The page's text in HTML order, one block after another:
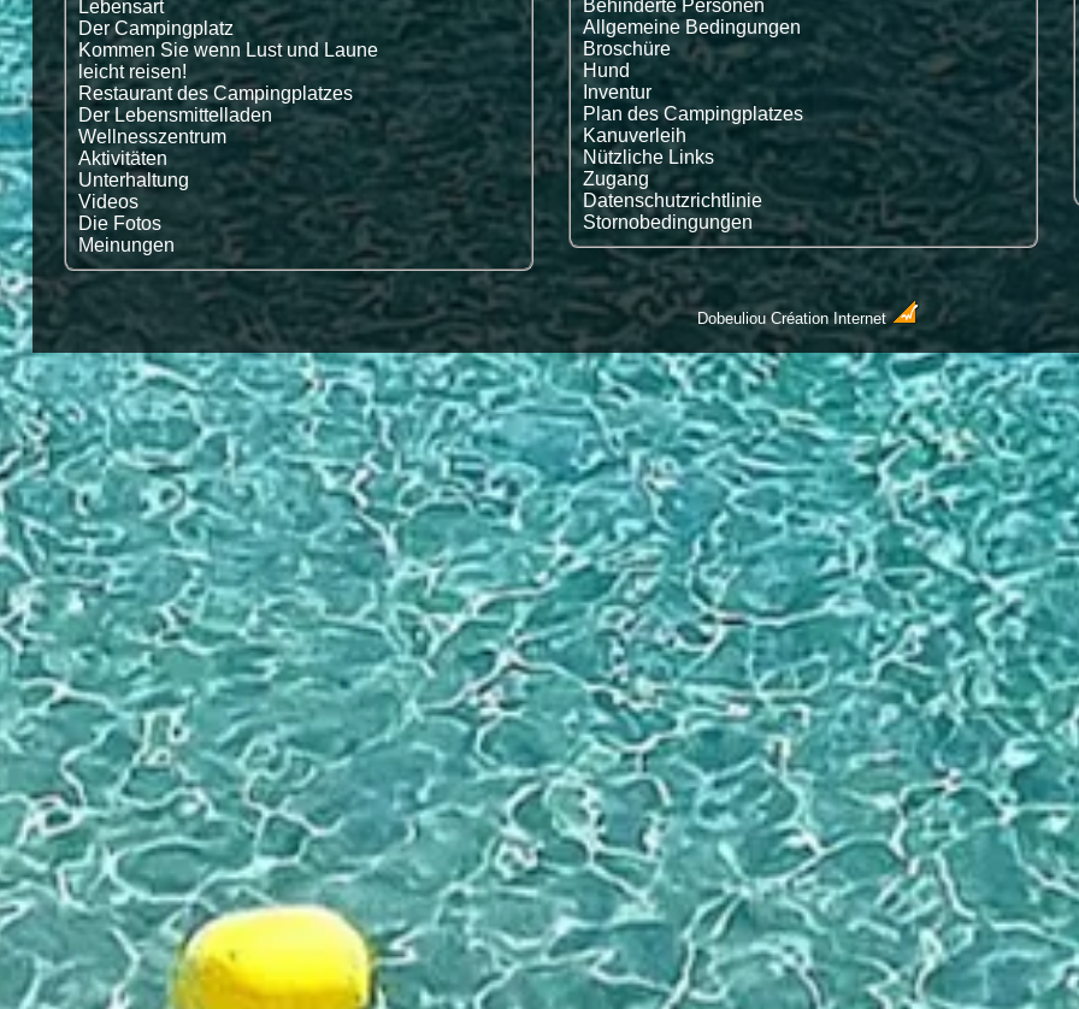
Lebensart
Der Campingplatz
Kommen Sie wenn Lust und Laune
leicht reisen!
Restaurant des Campingplatzes
Der Lebensmittelladen
Wellnesszentrum
Aktivitäten
Unterhaltung
Videos
Die Fotos
Meinungen
Behinderte Personen
Allgemeine Bedingungen
Broschüre
Hund
Inventur
Plan des Campingplatzes
Kanuverleih
Nützliche Links
Zugang
Datenschutzrichtlinie
Stornobedingungen
Dobeuliou Création Internet